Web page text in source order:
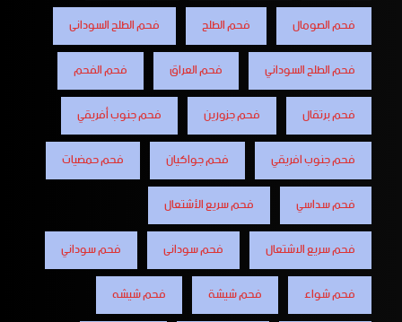
فحم الصومال
فحم الطلح
فحم الطلح السودانى
فحم الطلح السوداني
فحم العراق
فحم الفحم
فحم برتقال
فحم جزورين
فحم جنوب أفريقي
فحم جنوب افريقي
فحم جواكيان
فحم حمضيات
فحم سداسي
فحم سريع الأشتعال
فحم سريع الاشتعال
فحم سودانى
فحم سوداني
فحم شواء
فحم شيشة
فحم شيشه